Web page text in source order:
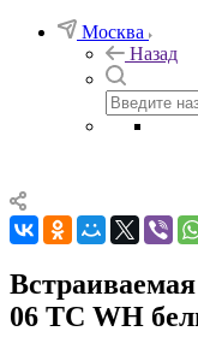
Москва
Назад
06 TC WH